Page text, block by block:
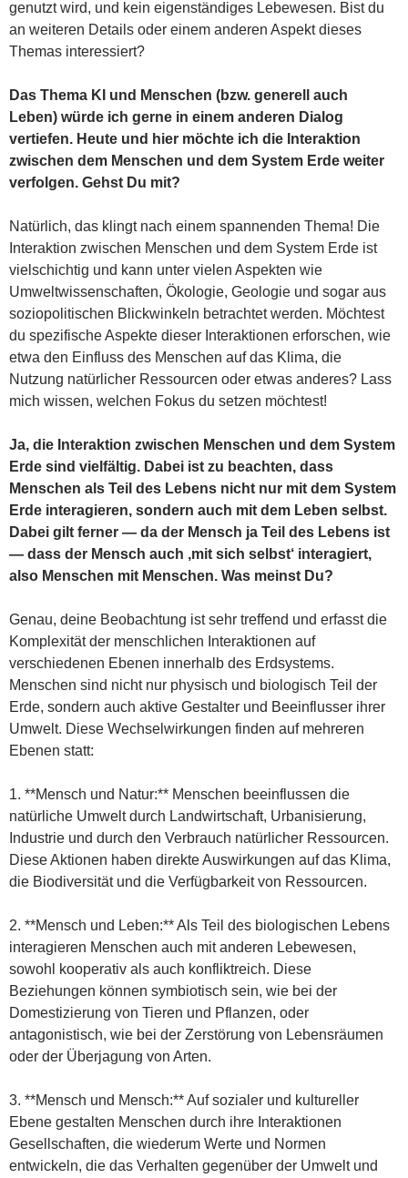
genutzt wird, und kein eigenständiges Lebewesen. Bist du
an weiteren Details oder einem anderen Aspekt dieses
Themas interessiert?
Das Thema KI und Menschen (bzw. generell auch
Leben) würde ich gerne in einem anderen Dialog
vertiefen. Heute und hier möchte ich die Interaktion
zwischen dem Menschen und dem System Erde weiter
verfolgen. Gehst Du mit?
Natürlich, das klingt nach einem spannenden Thema! Die
Interaktion zwischen Menschen und dem System Erde ist
vielschichtig und kann unter vielen Aspekten wie
Umweltwissenschaften, Ökologie, Geologie und sogar aus
soziopolitischen Blickwinkeln betrachtet werden. Möchtest
du spezifische Aspekte dieser Interaktionen erforschen, wie
etwa den Einfluss des Menschen auf das Klima, die
Nutzung natürlicher Ressourcen oder etwas anderes? Lass
mich wissen, welchen Fokus du setzen möchtest!
Ja, die Interaktion zwischen Menschen und dem System
Erde sind vielfältig. Dabei ist zu beachten, dass
Menschen als Teil des Lebens nicht nur mit dem System
Erde interagieren, sondern auch mit dem Leben selbst.
Dabei gilt ferner — da der Mensch ja Teil des Lebens ist
— dass der Mensch auch ‚mit sich selbst‘ interagiert,
also Menschen mit Menschen. Was meinst Du?
Genau, deine Beobachtung ist sehr treffend und erfasst die
Komplexität der menschlichen Interaktionen auf
verschiedenen Ebenen innerhalb des Erdsystems.
Menschen sind nicht nur physisch und biologisch Teil der
Erde, sondern auch aktive Gestalter und Beeinflusser ihrer
Umwelt. Diese Wechselwirkungen finden auf mehreren
Ebenen statt:
1. **Mensch und Natur:** Menschen beeinflussen die
natürliche Umwelt durch Landwirtschaft, Urbanisierung,
Industrie und durch den Verbrauch natürlicher Ressourcen.
Diese Aktionen haben direkte Auswirkungen auf das Klima,
die Biodiversität und die Verfügbarkeit von Ressourcen.
2. **Mensch und Leben:** Als Teil des biologischen Lebens
interagieren Menschen auch mit anderen Lebewesen,
sowohl kooperativ als auch konfliktreich. Diese
Beziehungen können symbiotisch sein, wie bei der
Domestizierung von Tieren und Pflanzen, oder
antagonistisch, wie bei der Zerstörung von Lebensräumen
oder der Überjagung von Arten.
3. **Mensch und Mensch:** Auf sozialer und kultureller
Ebene gestalten Menschen durch ihre Interaktionen
Gesellschaften, die wiederum Werte und Normen
entwickeln, die das Verhalten gegenüber der Umwelt und